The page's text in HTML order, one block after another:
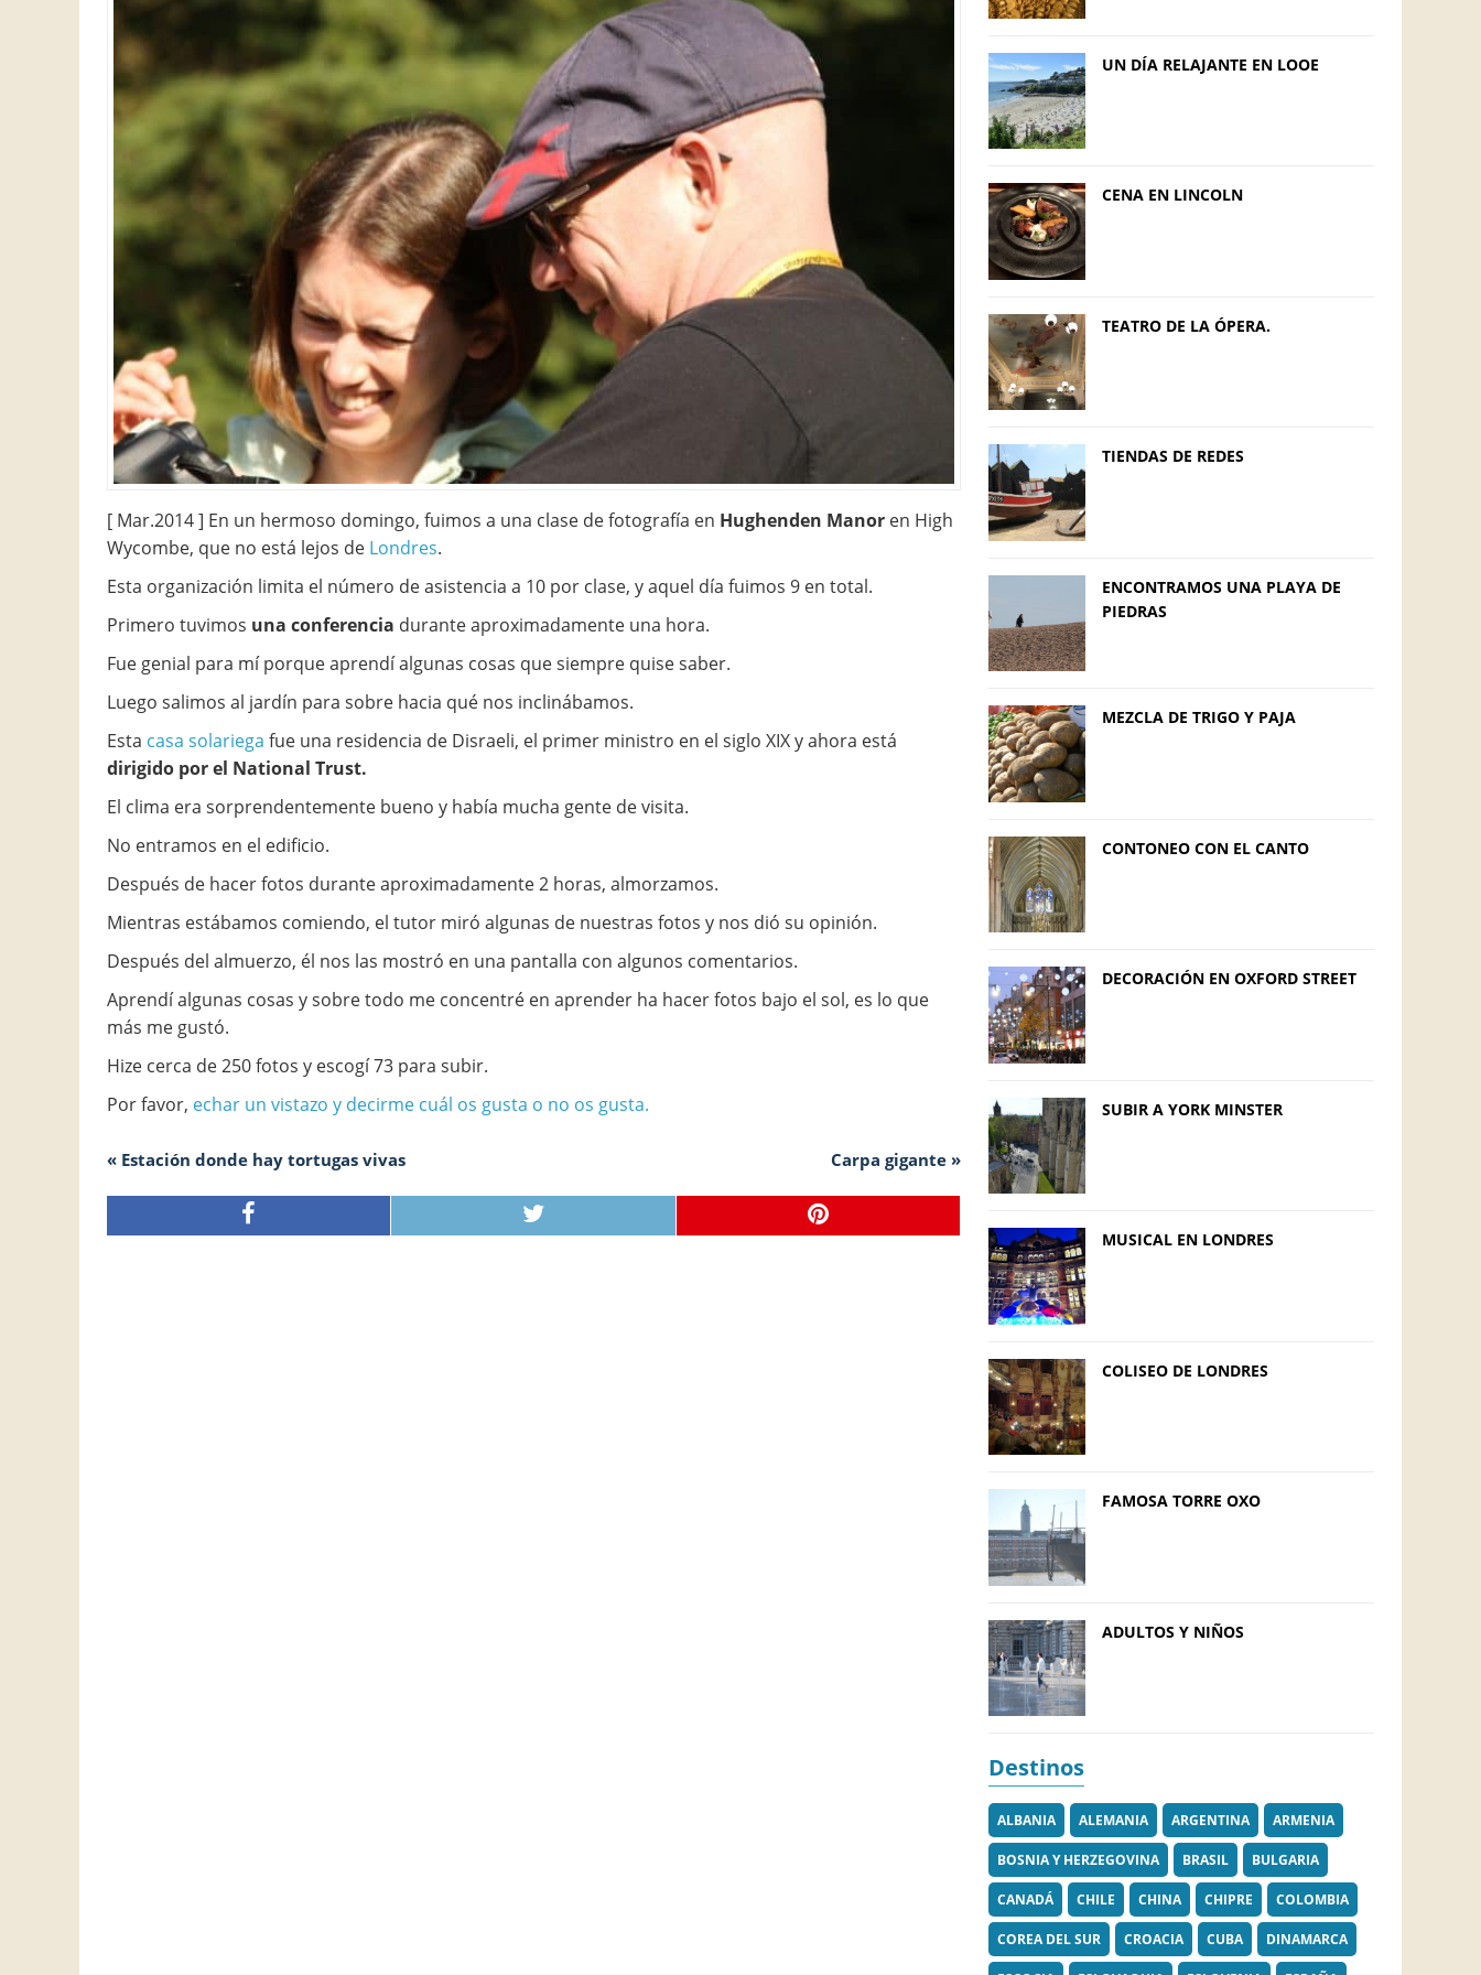
[ Mar.2014 ] En un hermoso domingo, fuimos a una clase de fotografía en Hughenden Manor en High
Wycombe, que no está lejos de Londres.
Esta organización limita el número de asistencia a 10 por clase, y aquel día fuimos 9 en total.
Primero tuvimos una conferencia durante aproximadamente una hora.
Fue genial para mí porque aprendí algunas cosas que siempre quise saber.
Luego salimos al jardín para sobre hacia qué nos inclinábamos.
Esta casa solariega fue una residencia de Disraeli, el primer ministro en el siglo XIX y ahora está
dirigido por el National Trust.
El clima era sorprendentemente bueno y había mucha gente de visita.
No entramos en el edificio.
Después de hacer fotos durante aproximadamente 2 horas, almorzamos.
Mientras estábamos comiendo, el tutor miró algunas de nuestras fotos y nos dió su opinión.
Después del almuerzo, él nos las mostró en una pantalla con algunos comentarios.
Aprendí algunas cosas y sobre todo me concentré en aprender ha hacer fotos bajo el sol, es lo que
más me gustó.
Hize cerca de 250 fotos y escogí 73 para subir.
Por favor, echar un vistazo y decirme cuál os gusta o no os gusta.
« Estación donde hay tortugas vivas Carpa gigante »
UN DÍA RELAJANTE EN LOOE
CENA EN LINCOLN
TEATRO DE LA ÓPERA.
TIENDAS DE REDES
ENCONTRAMOS UNA PLAYA DE
PIEDRAS
MEZCLA DE TRIGO Y PAJA
CONTONEO CON EL CANTO
DECORACIÓN EN OXFORD STREET
SUBIR A YORK MINSTER
MUSICAL EN LONDRES
COLISEO DE LONDRES
FAMOSA TORRE OXO
ADULTOS Y NIÑOS
Destinos
ALBANIA ALEMANIA ARGENTINA ARMENIA
BOSNIA Y HERZEGOVINA BRASIL BULGARIA
CANADÁ CHILE CHINA CHIPRE COLOMBIA
COREA DEL SUR CROACIA CUBA DINAMARCA